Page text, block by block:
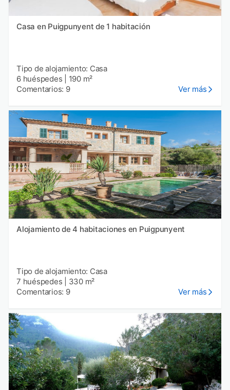
Casa en Puigpunyent de 1 habitación
Tipo de alojamiento: Casa
6 huéspedes
190 m²
Comentarios: 9
Ver más
Alojamiento de 4 habitaciones en Puigpunyent
Tipo de alojamiento: Casa
7 huéspedes
330 m²
Comentarios: 9
Ver más